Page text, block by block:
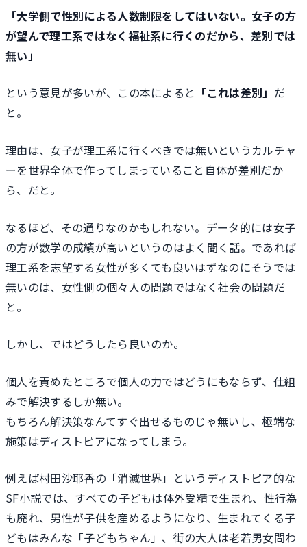
「大学側で性別による人数制限をしてはいない。女子の方
が望んで理工系ではなく福祉系に行くのだから、差別では
無い」
という意見が多いが、この本によると 「これは差別」 だ
と。
理由は、女子が理工系に行くべきでは無いというカルチャ
ーを世界全体で作ってしまっていること自体が差別だか
ら、だと。
なるほど、その通りなのかもしれない。データ的には女子
の方が数学の成績が高いというのはよく聞く話。であれば
理工系を志望する女性が多くても良いはずなのにそうでは
無いのは、女性側の個々人の問題ではなく社会の問題だ
と。
しかし、ではどうしたら良いのか。
個人を責めたところで個人の力ではどうにもならず、仕組
みで解決するしか無い。
もちろん解決策なんてすぐ出せるものじゃ無いし、極端な
施策はディストピアになってしまう。
例えば村田沙耶香の「消滅世界」というディストピア的な
SF小説では、すべての子どもは体外受精で生まれ、性行為
も廃れ、男性が子供を産めるようになり、生まれてくる子
どもはみんな「子どもちゃん」、街の大人は老若男女問わ